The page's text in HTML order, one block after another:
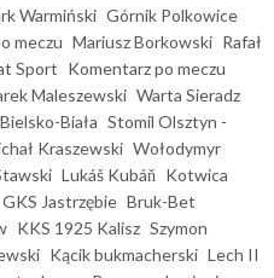
Warmiński Górnik Polkowice
meczu Mariusz Borkowski Rafał
Sport Komentarz po meczu
Maleszewski Warta Sieradz
Biała Stomil Olsztyn -
Kraszewski Wołodymyr
Lukáš Kubáň Kotwica
GKS Jastrzębie Bruk-Bet
KKS 1925 Kalisz Szymon
Kącik bukmacherski Lech II